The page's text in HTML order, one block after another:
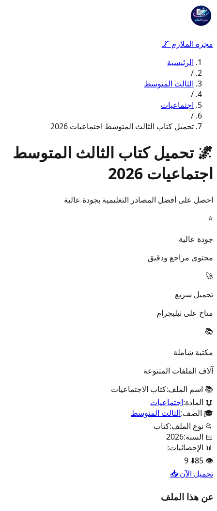
مجرة الملازم 🌌
الرئيسية
/
الثالث المتوسط
/
اجتماعيات
/
تحميل كتاب الثالث المتوسط اجتماعيات 2026
🌌 تحميل كتاب الثالث المتوسط
اجتماعيات 2026
احصل على أفضل المصادر التعليمية بجودة عالية
⭐
جودة عالية
محتوى مراجع ودقيق
🚀
تحميل سريع
متاح على تيليجرام
📚
مكتبة شاملة
آلاف الملفات المتنوعة
📚 اسم الملف:كتاب الاجتماعيات
📖 المادة:اجتماعيات
🎓 الصف:الثالث المتوسط
📂 نوع الملف:كتاب
📅 السنة:2026
📊 الإحصائيات:
👁️
85
⬇️
9
تحميل الآن 📥
عن هذا الملف